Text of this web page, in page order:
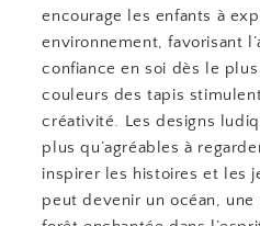
encourage les enfants à
environnement, favorisant
confiance en soi dès le
couleurs des tapis
créativité. Les designs
plus qu’agréables à
inspirer les histoires et les
peut devenir un océan,